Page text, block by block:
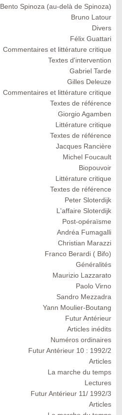
Bento Spinoza (au-delà de Spinoza)
Bruno Latour
Divers
Félix Guattari
Commentaires et littérature critique
Textes d'intervention
Gabriel Tarde
Gilles Deleuze
Commentaires et littérature critique
Textes de référence
Giorgio Agamben
Littérature critique
Textes de référence
Jacques Rancière
Michel Foucault
Biopouvoir
Littérature critique
Textes de référence
Peter Sloterdijk
L'affaire Sloterdijk
Post-opéraïsme
Andréa Fumagalli
Christian Marazzi
Franco Berardi ( Bifo)
Généralités
Maurizio Lazzarato
Paolo Virno
Sandro Mezzadra
Yann Moulier-Boutang
Futur Antérieur
Articles inédits
Numéros ordinaires
Futur Antérieur 10 : 1992/2
Articles
La marche du temps
Lectures
Futur Antérieur 11/ 1992/3
Articles